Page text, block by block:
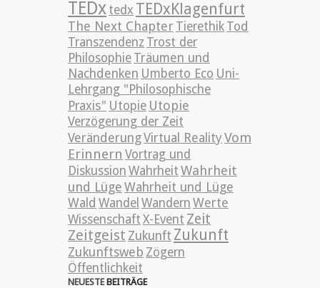
TEDx tedx TEDxKlagenfurt
The Next Chapter Tierethik Tod
Transzendenz Trost der
Philosophie Träumen und
Nachdenken Umberto Eco Uni-
Lehrgang "Philosophische
Praxis" Utopie Utopie
Verzögerung der Zeit
VeränderungVirtual Reality Vom
Erinnern Vortrag und
Diskussion Wahrheit Wahrheit
und Lüge Wahrheit und Lüge
Wald Wandel Wandern Werte
Wissenschaft X-Event Zeit
Zeitgeist Zukunft Zukunft
Zukunftsweb Zögern
Öffentlichkeit
NEUESTEBEITRÄGE